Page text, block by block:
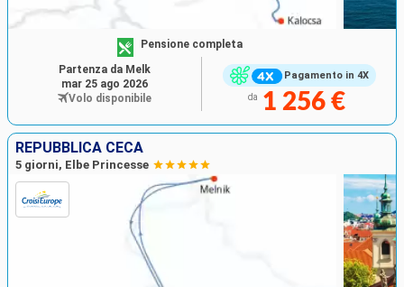
Pagamento in 4X
Pensione completa
da 1 256 €
Partenza da Melk
mar 25 ago 2026
Volo disponibile
REPUBBLICA CECA
5 giorni, Elbe Princesse